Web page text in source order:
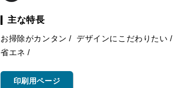
主な特長
お掃除がカンタン
デザインにこだわりたい
省エネ
印刷用ページ